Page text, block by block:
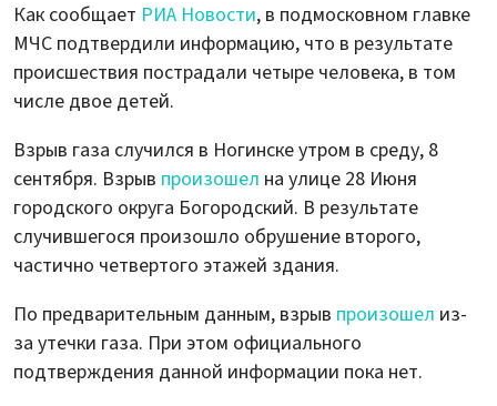
Как сообщает РИА Новости, в подмосковном главке
МЧС подтвердили информацию, что в результате
происшествия пострадали четыре человека, в том
числе двое детей.
Взрыв газа случился в Ногинске утром в среду, 8
сентября. Взрыв произошел на улице 28 Июня
городского округа Богородский. В результате
случившегося произошло обрушение второго,
частично четвертого этажей здания.
По предварительным данным, взрыв произошел из-
за утечки газа. При этом официального
подтверждения данной информации пока нет.